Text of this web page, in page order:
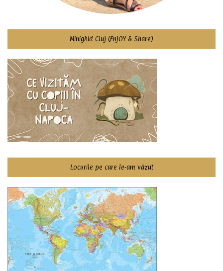
Minighid Cluj (EnJOY & Share)
Locurile pe care le-am văzut